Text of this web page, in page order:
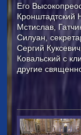
Его
Кронштадтский
Мстислав,
Силуан,
Сергий
Ковальский с
другие